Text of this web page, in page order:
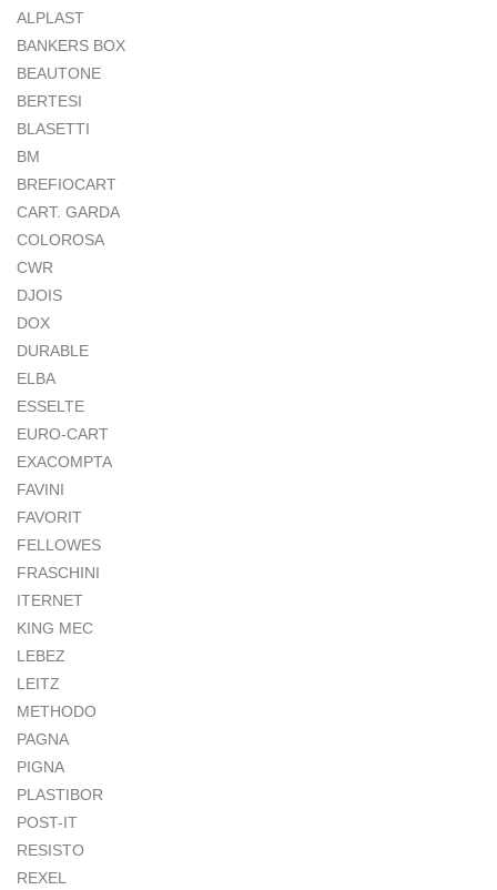
ALPLAST
BANKERS BOX
BEAUTONE
BERTESI
BLASETTI
BM
BREFIOCART
CART. GARDA
COLOROSA
CWR
DJOIS
DOX
DURABLE
ELBA
ESSELTE
EURO-CART
EXACOMPTA
FAVINI
FAVORIT
FELLOWES
FRASCHINI
ITERNET
KING MEC
LEBEZ
LEITZ
METHODO
PAGNA
PIGNA
PLASTIBOR
POST-IT
RESISTO
REXEL